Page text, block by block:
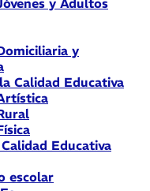
y Adultos
y
Calidad Educativa
Educativa
escolar